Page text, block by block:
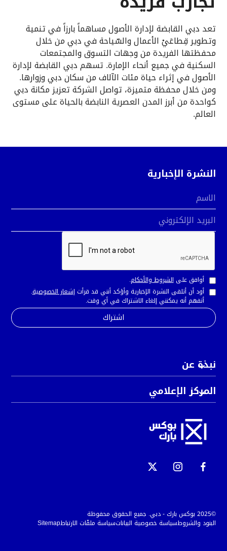
تعد دبي القابضة لإدارة الأصول مساهماً بارزاً في تنمية
وتطوير قِطاعَيْ الأعمال والسّياحة في دبي من خلال
محفظتها الفريدة من وجهات التسوق والمجتمعات
السكنية في جميع أنحاء الإمارة. تسهم دبي القابضة لإدارة
الأصول في إثراء حياة مئات الآلاف من سكان دبي وزوارها.
ومن خلال محفظة متميزة، تواصل الشركة تعزيز مكانة دبي
كواحدة من أبرز المدن العصرية النابضة بالحياة على مستوى
العالم.
نبذة عن
المركز الإعلامي
النشرة الإخبارية
الاسم
البريد الإلكتروني
أوافق علىالشروط والأحكام.
أود أن أتلقى النشرة الإخبارية وأؤكد أنني قد قرأتإشعار الخصوصية.
أتفهم أنه يمكنني إلغاء الاشتراك في أي وقت.
©2025 بوكس بارك - دبي. جميع الحقوق محفوظة
البنود والشروطسياسة خصوصية البياناتسياسة ملفّات الارتباطSitemap